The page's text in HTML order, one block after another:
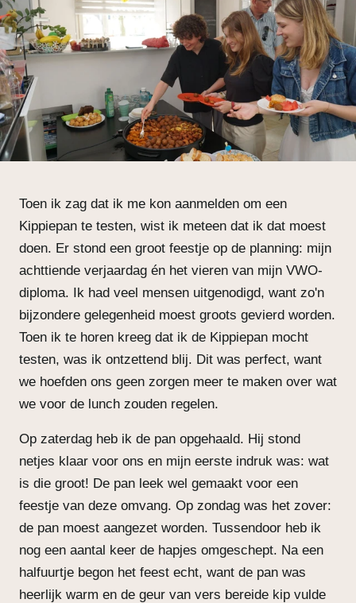
Toen ik zag dat ik me kon aanmelden om een
Kippiepan te testen, wist ik meteen dat ik dat moest
doen. Er stond een groot feestje op de planning: mijn
achttiende verjaardag én het vieren van mijn VWO-
diploma. Ik had veel mensen uitgenodigd, want zo'n
bijzondere gelegenheid moest groots gevierd worden.
Toen ik te horen kreeg dat ik de Kippiepan mocht
testen, was ik ontzettend blij. Dit was perfect, want
we hoefden ons geen zorgen meer te maken over wat
we voor de lunch zouden regelen.
Op zaterdag heb ik de pan opgehaald. Hij stond
netjes klaar voor ons en mijn eerste indruk was: wat
is die groot! De pan leek wel gemaakt voor een
feestje van deze omvang. Op zondag was het zover:
de pan moest aangezet worden. Tussendoor heb ik
nog een aantal keer de hapjes omgeschept. Na een
halfuurtje begon het feest echt, want de pan was
heerlijk warm en de geur van vers bereide kip vulde